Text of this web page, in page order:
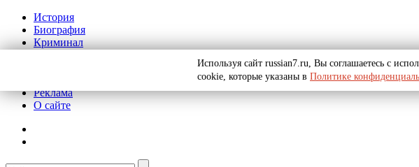
История
Биография
Криминал
Реклама
О сайте
Используя сайт russian7.ru, Вы соглашаетесь с
cookie, которые указаны в Политике